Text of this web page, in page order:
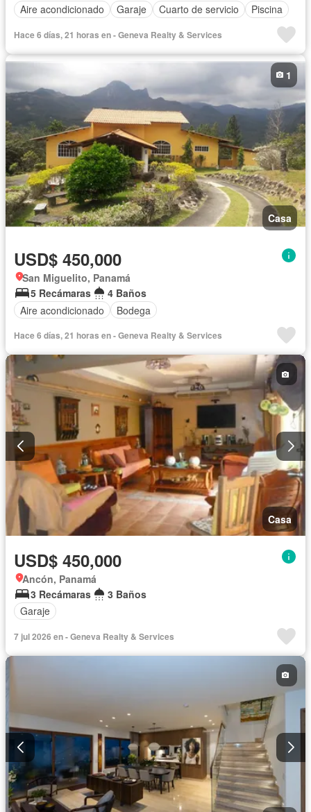
Aire acondicionado
Garaje Cuarto de servicio Piscina
Hace 6 días, 21 horas en - Geneva Realty & Services
Casa
1
USD$ 450,000
San Miguelito, Panamá
5 Recámaras
4 Baños
Aire acondicionado
Bodega
Hace 6 días, 21 horas en - Geneva Realty & Services
Casa
USD$ 450,000
Ancón, Panamá
3 Recámaras
3 Baños
Garaje
7 jul 2026 en - Geneva Realty & Services